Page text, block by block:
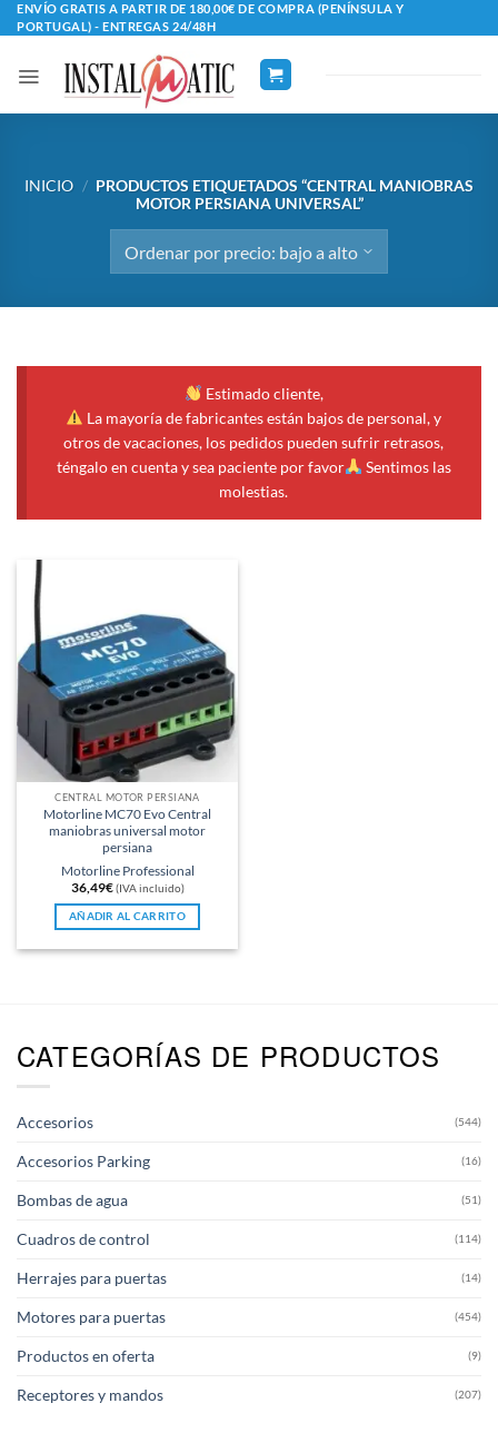
Saltar
al
contenido
ENVÍO GRATIS A PARTIR DE 180,00€ DE COMPRA (PENÍNSULA Y
PORTUGAL) - ENTREGAS 24/48H
INICIO / PRODUCTOS ETIQUETADOS “CENTRAL MANIOBRAS
MOTOR PERSIANA UNIVERSAL”
Estimado cliente,
La mayoría de fabricantes están bajos de personal, y
otros de vacaciones, los pedidos pueden sufrir retrasos,
téngalo en cuenta y sea paciente por favor
Sentimos las
molestias.
CENTRAL MOTOR PERSIANA
Motorline MC70 Evo Central
maniobras universal motor
persiana
Motorline Professional
36,49€ (IVA incluido)
AÑADIR AL CARRITO
CATEGORÍAS DE PRODUCTOS
Accesorios (544)
Accesorios Parking (16)
Bombas de agua (51)
Cuadros de control (114)
Herrajes para puertas (14)
Motores para puertas (454)
Productos en oferta (9)
Receptores y mandos (207)